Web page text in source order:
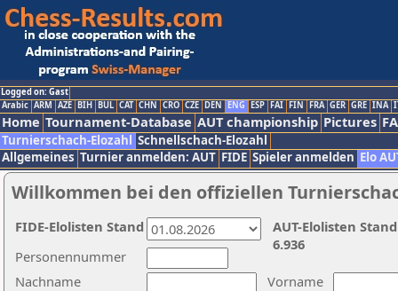
Logged on: Gast
Arabic ARM AZE BIH BUL CAT CHN CRO CZE DEN ENG ESP FAI FIN FRA GER GRE INA
Home Tournament-Database AUT championship Pictures
Turnierschach-Elozahl Schnellschach-Elozahl
Allgemeines Turnier anmelden: AUT FIDE Spieler anmelden Elo
Willkommen bei den offiziellen
Nachname
Vorname
Personennummer
AUT-Elolisten
6.936
FIDE-Elolisten Stand